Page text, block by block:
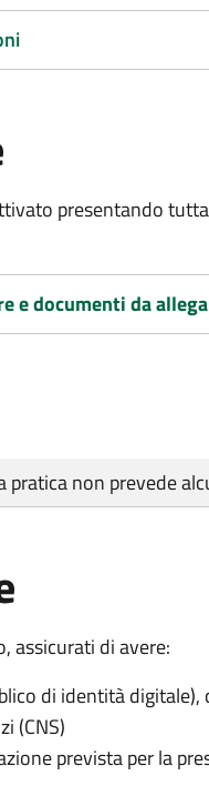
presentando
e documenti da
pratica non prevede
assicurati di avere:
di identità
(CNS)
prevista per la